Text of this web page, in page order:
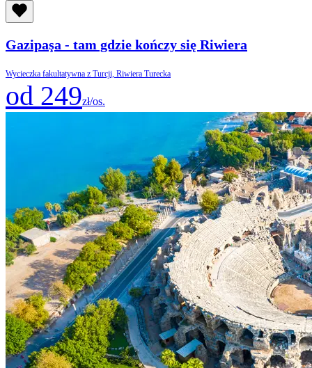
Gazipaşa - tam gdzie kończy się Riwiera
Wycieczka fakultatywna z Turcji, Riwiera Turecka
od 249zł/os.